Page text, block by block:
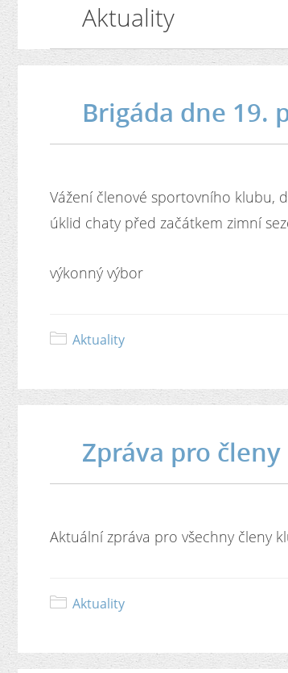
Aktuality
Brigáda dne 19.
Vážení členové sportovního klubu,
úklid chaty před začátkem zimní
výkonný výbor
Aktuality
Zpráva pro
Aktuální zpráva pro všechny členy
Aktuality